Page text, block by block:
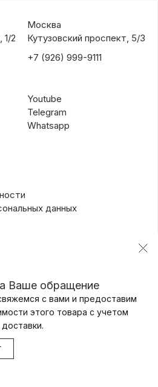
2
Москва
Кутузовский проспект, 5/3
+7 (926) 999-9111
Youtube
Telegram
Whatsapp
данных
Ваше обращение
с вами и предоставим
этого товара с учетом
доставки.